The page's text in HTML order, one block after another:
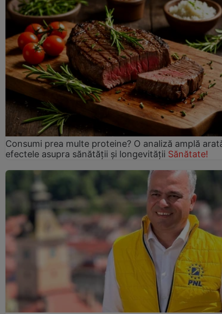
Consumi prea multe proteine? O analiză amplă
efectele asupra sănătății și longevității Sănătate!